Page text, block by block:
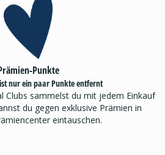
Punkte
nur ein paar Punkte entfernt
Clubs sammelst du mit jedem Einkauf
du gegen exklusive Prämien in
eintauschen.